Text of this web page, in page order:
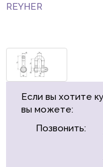
REYHER
Если вы хотите
вы можете:
Позвонить: